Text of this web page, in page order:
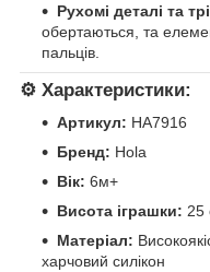
Рухомі деталі та
обертаються, та
пальців.
⚙️ Характеристики:
Артикул: HA7916
Бренд: Hola
Вік: 6м+
Висота іграшки: 25
Матеріал:
харчовий силікон